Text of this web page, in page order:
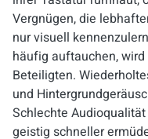
Vergnügen, die
nur visuell
häufig auftauchen,
Beteiligten.
und
Schlechte
geistig schneller